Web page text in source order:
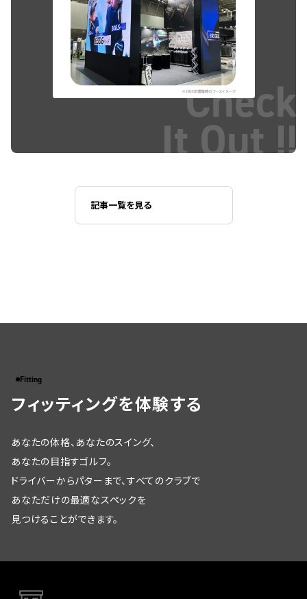
Check
It Out !!
記事一覧を見る
Fitting
フィッティングを体験する
あなたの体格、あなたのスイング、
あなたの目指すゴルフ。
ドライバーからパターまで、すべてのクラブで
あなただけの最適なスペックを
見つけることができます。